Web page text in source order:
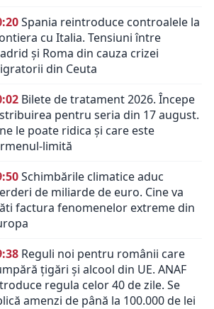
Spania reintroduce controalele la
cu Italia. Tensiuni între
și Roma din cauza crizei
din Ceuta
Bilete de tratament 2026. Începe
pentru seria din 17 august.
le poate ridica și care este
limită
Schimbările climatice aduc
de miliarde de euro. Cine va
factura fenomenelor extreme din
Reguli noi pentru românii care
țigări și alcool din UE. ANAF
regula celor 40 de zile. Se
amenzi de până la 100.000 de lei